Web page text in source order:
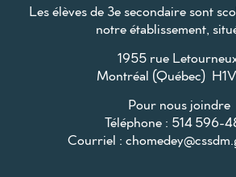
Les élèves de 3e secondaire sont
notre établissement,
1955 rue
Montréal (Québec)
Pour nous joindre
Téléphone : 514 596-
Courriel :